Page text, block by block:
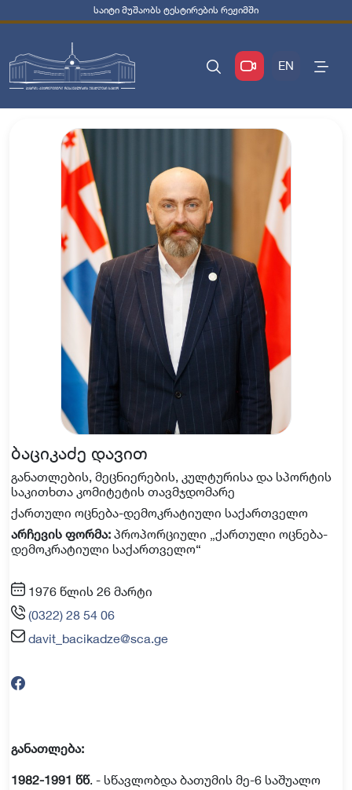
საიტი მუშაობს ტესტირების რეჟიმში
EN
ბაციკაძე დავით
განათლების, მეცნიერების, კულტურისა და სპორტის
საკითხთა კომიტეტის თავმჯდომარე
ქართული ოცნება-დემოკრატიული საქართველო
არჩევის ფორმა: პროპორციული „ქართული ოცნება-
დემოკრატიული საქართველო“
1976 წლის 26 მარტი
(0322) 28 54 06
davit_bacikadze@sca.ge
განათლება:
1982-1991 წწ. - სწავლობდა ბათუმის მე-6 საშუალო